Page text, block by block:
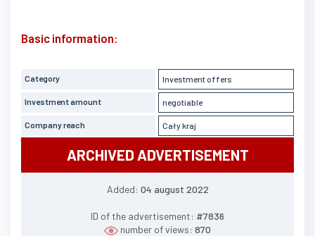
Basic information:
Category Investment offers
Investment amount negotiable
Company reach Cały kraj
ARCHIVED ADVERTISEMENT
Added: 04 august 2022
ID of the advertisement: #7836
number of views: 870